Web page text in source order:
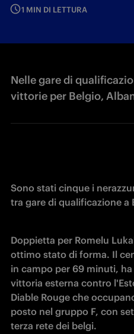
1 MIN DI LETTURA
Nelle gare di
vittorie per Belgio,
Sono stati cinque i
tra gare di qualificazione a
Doppietta per Romelu
ottimo stato di forma. Il
in campo per 69 minuti,
vittoria esterna contro
Diable Rouge che
posto nel gruppo F, con
terza rete dei belgi.